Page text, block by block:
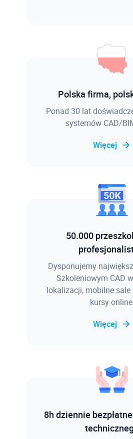
Polska firma,
Ponad 30 lat
systemów CAD/
Więcej
50.000
Dysponujemy
Szkoleniowym CAD
lokalizacji, mobilne sale
kursy
Więcej
8h dziennie